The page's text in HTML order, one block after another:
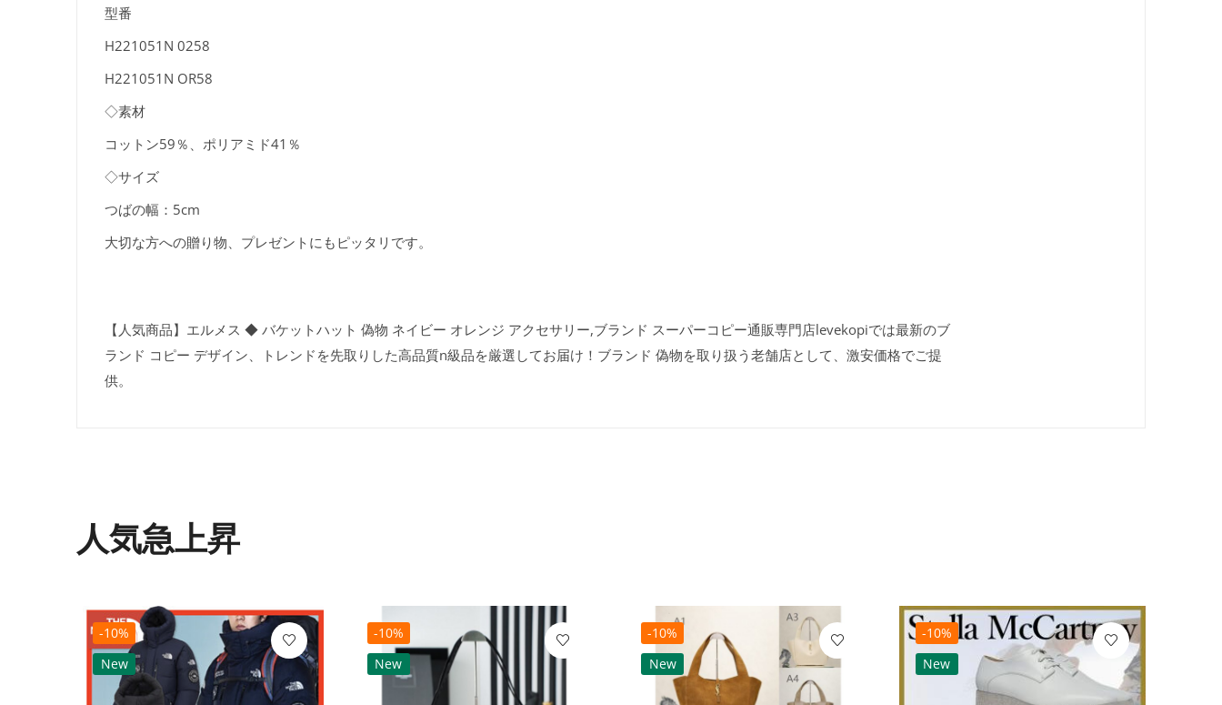
型番
H221051N 0258
H221051N OR58
◇素材
コットン59％、ポリアミド41％
◇サイズ
つばの幅：5cm
大切な方への贈り物、プレゼントにもピッタリです。
【人気商品】エルメス ◆ バケットハット 偽物 ネイビー オレンジ アクセサリー,ブランド スーパーコピー通販専門店levekopiでは最新のブ
ランド コピー デザイン、トレンドを先取りした高品質n級品を厳選してお届け！ブランド 偽物を取り扱う老舗店として、激安価格でご提
供。
人気急上昇
-10%
New
-10%
New
-10%
New
-10%
New